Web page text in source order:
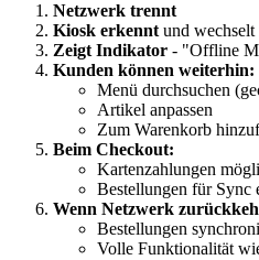
Netzwerk trennt
Kiosk erkenntund
Zeigt Indikator - "Offline
Kunden können weiterhin:
Menü durchsuchen
Artikel anpassen
Zum Warenkorb
Beim Checkout:
Kartenzahlungen
Bestellungen für Sync
Wenn Netzwerk
Bestellungen
Volle Funktionalität